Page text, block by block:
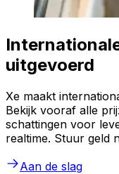
uitgevoerd
Xe maakt
Bekijk vooraf alle
schattingen voor
realtime. Stuur geld
Aan de slag